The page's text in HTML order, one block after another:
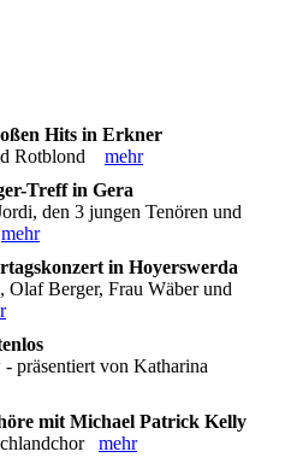
Hits in Erkner
Rotblond mehr
Treff in Gera
den 3 jungen Tenören und
mehr
in Hoyerswerda
Olaf Berger, Frau Wäber und
präsentiert von Katharina
mit Michael Patrick Kelly
mehr